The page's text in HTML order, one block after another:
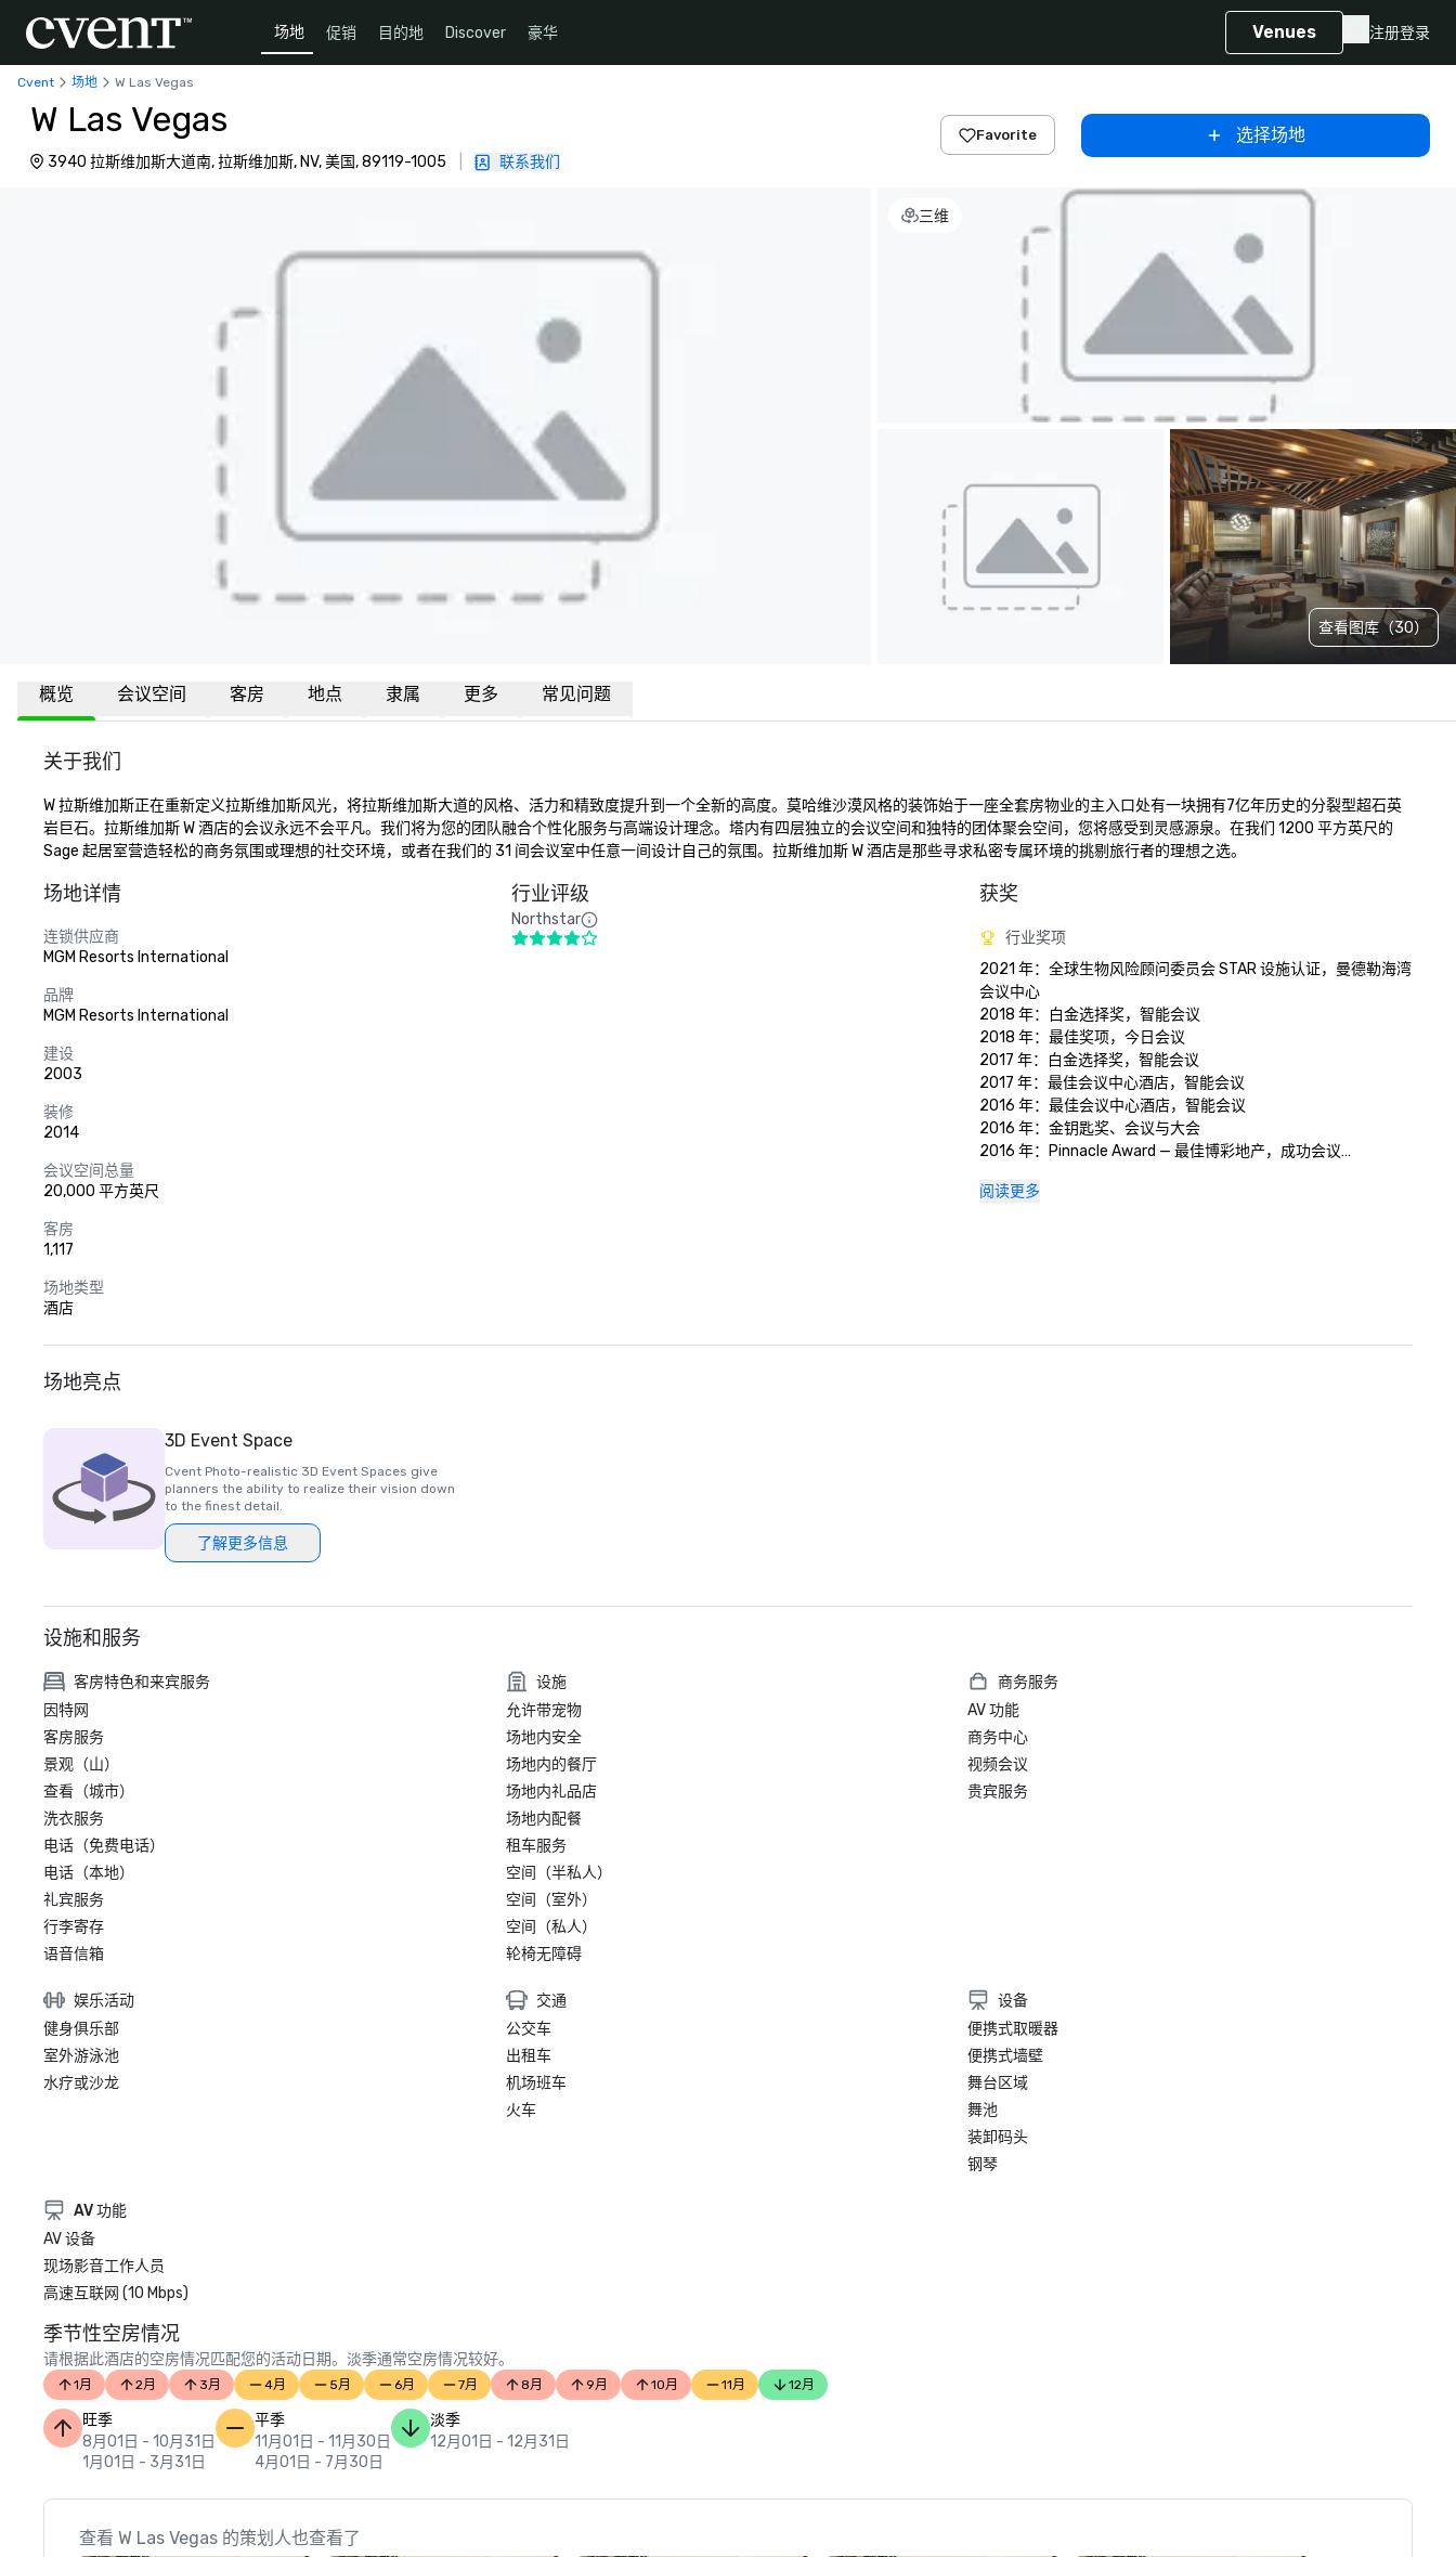
场地 促销 目的地 Discover 豪华 Venues 注册登录
Cvent 场地 W Las Vegas
W Las Vegas
3940 拉斯维加斯大道南, 拉斯维加斯, NV, 美国, 89119-1005 联系我们
Favorite 选择场地
三维
查看图库（30）
概览 会议空间 客房 地点 隶属 更多 常见问题
关于我们
W 拉斯维加斯正在重新定义拉斯维加斯风光，将拉斯维加斯大道的风格、活力和精致度提升到一个全新的高度。莫哈维沙漠风格的装饰始于一座全套房物业的主入口处有一块拥有7亿年历史的分裂型超石英
岩巨石。拉斯维加斯 W 酒店的会议永远不会平凡。我们将为您的团队融合个性化服务与高端设计理念。塔内有四层独立的会议空间和独特的团体聚会空间，您将感受到灵感源泉。在我们 1200 平方英尺的
Sage 起居室营造轻松的商务氛围或理想的社交环境，或者在我们的 31 间会议室中任意一间设计自己的氛围。拉斯维加斯 W 酒店是那些寻求私密专属环境的挑剔旅行者的理想之选。
场地详情
连锁供应商
MGM Resorts International
品牌
MGM Resorts International
建设
2003
装修
2014
会议空间总量
20,000 平方英尺
客房
1,117
场地类型
酒店
行业评级
Northstar
获奖
行业奖项
2021 年：全球生物风险顾问委员会 STAR 设施认证，曼德勒海湾
会议中心
2018 年：白金选择奖，智能会议
2018 年：最佳奖项，今日会议
2017 年：白金选择奖，智能会议
2017 年：最佳会议中心酒店，智能会议
2016 年：最佳会议中心酒店，智能会议
2016 年：金钥匙奖、会议与大会
2016 年：Pinnacle Award — 最佳博彩地产，成功会议
阅读更多
场地亮点
3D Event Space
Cvent Photo-realistic 3D Event Spaces give
planners the ability to realize their vision down
to the finest detail.
了解更多信息
设施和服务
客房特色和来宾服务
因特网
客房服务
景观（山）
查看（城市）
洗衣服务
电话（免费电话）
电话（本地）
礼宾服务
行李寄存
语音信箱
设施
允许带宠物
场地内安全
场地内的餐厅
场地内礼品店
场地内配餐
租车服务
空间（半私人）
空间（室外）
空间（私人）
轮椅无障碍
商务服务
AV 功能
商务中心
视频会议
贵宾服务
娱乐活动
健身俱乐部
室外游泳池
水疗或沙龙
交通
公交车
出租车
机场班车
火车
设备
便携式取暖器
便携式墙壁
舞台区域
舞池
装卸码头
钢琴
AV 功能
AV 设备
现场影音工作人员
高速互联网 (10 Mbps)
季节性空房情况
请根据此酒店的空房情况匹配您的活动日期。淡季通常空房情况较好。
1月 2月 3月 4月 5月 6月 7月 8月 9月 10月 11月 12月
旺季
8月01日 - 10月31日
1月01日 - 3月31日
平季
11月01日 - 11月30日
4月01日 - 7月30日
淡季
12月01日 - 12月31日
查看 W Las Vegas 的策划人也查看了